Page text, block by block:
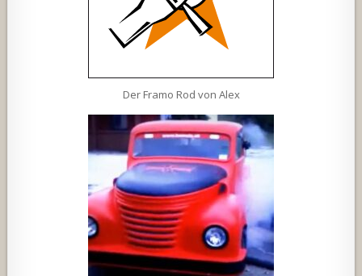
Der Framo Rod von Alex